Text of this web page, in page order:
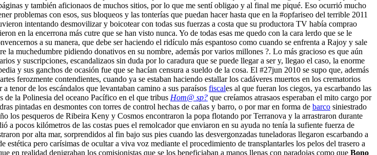
y también aficionaos de muchos sitios, por lo que me sentí obligao y al final me piqué. Eso ocurrió mucho
problemas con esos, sus bloqueos y las tonterías que puedan hacer hasta que en la #opfariseo del terrible 2011
intentando desmovilizar y boicotear con todas sus fuerzas a costa que su productora TV había comprao
en la encerrona más cutre que se han visto nunca. Yo de todas esas me quedo con la cara lerdo que se le
a su manera, que debe ser haciendo el ridículo más espantoso como cuando se enfrenta a Rajoy y sale
muchedumbre pidiendo donativos en su nombre, además por varios millones ?. Lo más gracioso es que aún
y suscripciones, escandalizaos sin duda por lo caradura que se puede llegar a ser y, llegao el caso, la enorme
y sus ganchos de ocasión fue que se hacían censura a sueldo de la cosa. El #27jun 2010 se supo que, además
ferozmente contendientes, cuando ya se estaban haciendo estallar los cadáveres muertos en los crematorios
tenor de los escándalos que levantaban camino a sus paraísos fiscales al que fueran los ciegos, ya escarbando las
de la Polinesia del oceano Pacífico en el que tribus Hom@ sp? que creíamos atrasaos esperaban el mito cargo por
pintadas en desmontes con torres de control hechas de cañas y barro, o por mar en forma de barco siniestrado
los pesqueros de Ribeira Keny y Cosmos encontraron la popa flotando por Terranova y la arrastraron durante
a pocos kilómetros de las costas pues el remolcador que enviaron en su ayuda no tenía la sufiente fuerza de
por alta mar, sorprendidos al fin bajo sus pies cuando las desvergonzadas tuneladoras llegaron escarbando a
estética pero carísimas de ocultar a viva voz mediante el procedimiento de transplantarles los pelos del trasero a
en realidad denigraban los comisionistas que se los beneficiaban a manos llenas con paradojas como que Bono